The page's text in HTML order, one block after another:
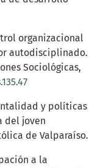
organizacional
autodisciplinado.
Sociológicas,
y políticas
del joven
de Valparaíso.
a la